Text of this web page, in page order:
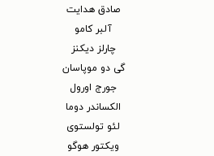
صادق هدایت
آلبر کامو
چارلز دیکنز
گی دو موپاسان
جورج اورول
الکساندر دوما
لئو تولستوی
ویکتور هوگو